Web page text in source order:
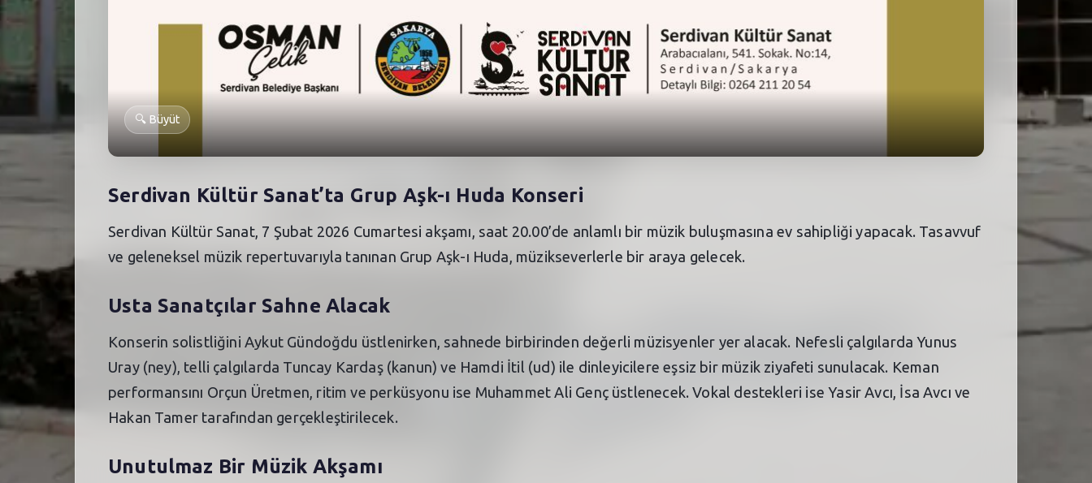
🔍 Büyüt
Serdivan Kültür Sanat’ta Grup Aşk-ı Huda Konseri
Serdivan Kültür Sanat, 7 Şubat 2026 Cumartesi akşamı, saat 20.00’de anlamlı bir müzik buluşmasına ev sahipliği yapacak. Tasavvuf
ve geleneksel müzik repertuvarıyla tanınan Grup Aşk-ı Huda, müzikseverlerle bir araya gelecek.
Usta Sanatçılar Sahne Alacak
Konserin solistliğini Aykut Gündoğdu üstlenirken, sahnede birbirinden değerli müzisyenler yer alacak. Nefesli çalgılarda Yunus
Uray (ney), telli çalgılarda Tuncay Kardaş (kanun) ve Hamdi İtil (ud) ile dinleyicilere eşsiz bir müzik ziyafeti sunulacak. Keman
performansını Orçun Üretmen, ritim ve perküsyonu ise Muhammet Ali Genç üstlenecek. Vokal destekleri ise Yasir Avcı, İsa Avcı ve
Hakan Tamer tarafından gerçekleştirilecek.
Unutulmaz Bir Müzik Akşamı